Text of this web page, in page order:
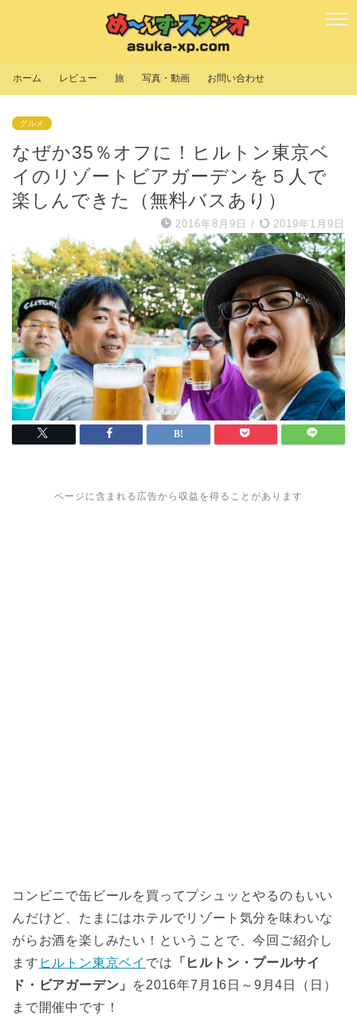
ホーム レビュー 旅 写真・動画 お問い合わせ
グルメ
なぜか35％オフに！ヒルトン東京ベ
イのリゾートビアガーデンを５人で
楽しんできた（無料バスあり）
2016年8月9日 / 2019年1月9日
ページに含まれる広告から収益を得ることがあります
コンビニで缶ビールを買ってプシュッとやるのもいい
んだけど、たまにはホテルでリゾート気分を味わいな
がらお酒を楽しみたい！ということで、今回ご紹介し
ます ヒルトン東京ベイ では 「ヒルトン・プールサイ
ド・ビアガーデン」
を2016年7月16日～9月4日（日）
まで開催中です！